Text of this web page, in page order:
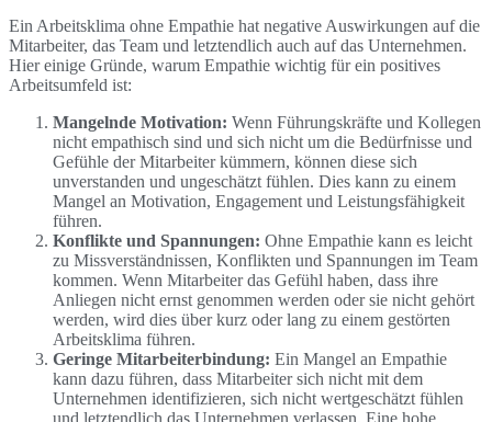
Ein Arbeitsklima ohne Empathie hat negative Auswirkungen auf die
Mitarbeiter, das Team und letztendlich auch auf das Unternehmen.
Hier einige Gründe, warum Empathie wichtig für ein positives
Arbeitsumfeld ist:
Mangelnde Motivation: Wenn Führungskräfte und Kollegen
nicht empathisch sind und sich nicht um die Bedürfnisse und
Gefühle der Mitarbeiter kümmern, können diese sich
unverstanden und ungeschätzt fühlen. Dies kann zu einem
Mangel an Motivation, Engagement und Leistungsfähigkeit
führen.
Konflikte und Spannungen: Ohne Empathie kann es leicht
zu Missverständnissen, Konflikten und Spannungen im Team
kommen. Wenn Mitarbeiter das Gefühl haben, dass ihre
Anliegen nicht ernst genommen werden oder sie nicht gehört
werden, wird dies über kurz oder lang zu einem gestörten
Arbeitsklima führen.
Geringe Mitarbeiterbindung: Ein Mangel an Empathie
kann dazu führen, dass Mitarbeiter sich nicht mit dem
Unternehmen identifizieren, sich nicht wertgeschätzt fühlen